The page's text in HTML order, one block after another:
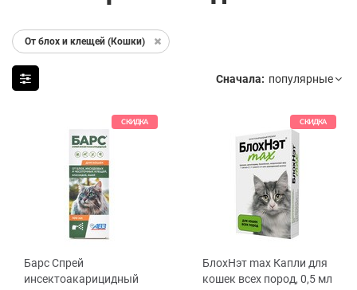
От блох и клещей (Кошки)
Сначала:
СКИДКА
Барс Спрей
инсектоакарицидный
СКИДКА
БлохНэт max Капли для
кошек всех пород, 0,5 мл